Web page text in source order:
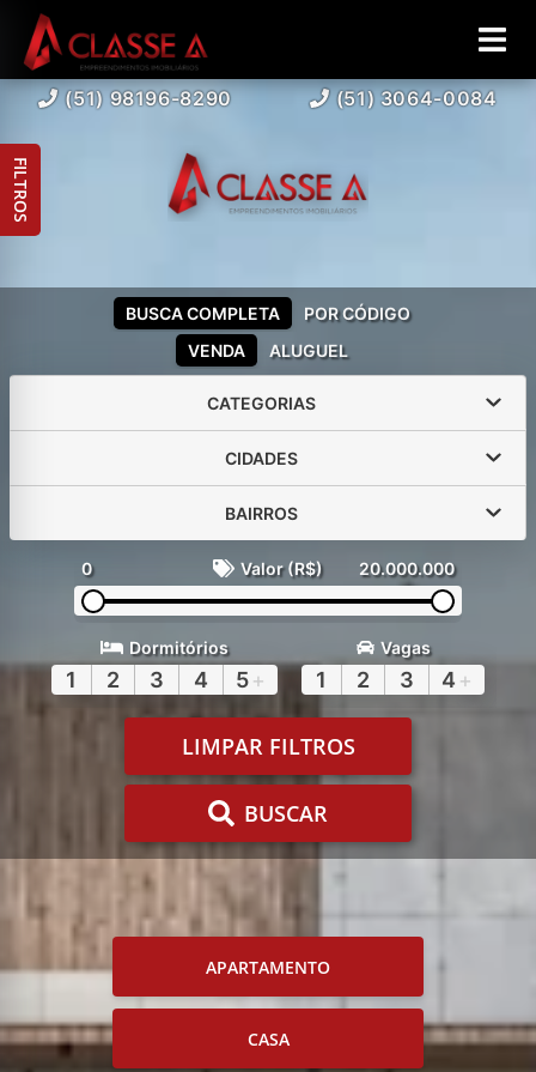
(51) 98196-8290 (51) 3064-0084
VENDA ALUGUEL
BUSCA COMPLETA POR CÓDIGO
CATEGORIAS
CIDADES
BAIRROS
0 Valor (R$) 20.000.000
Dormitórios
1 2 3 4 5+
Vagas
1 2 3 4 +
LIMPAR FILTROS
BUSCAR
APARTAMENTO
CASA
FILTROS